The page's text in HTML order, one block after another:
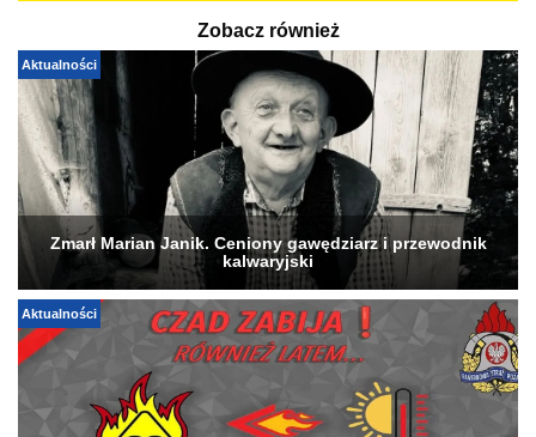
Zobacz również
Aktualności
Zmarł Marian Janik. Ceniony gawędziarz i przewodnik
kalwaryjski
Aktualności